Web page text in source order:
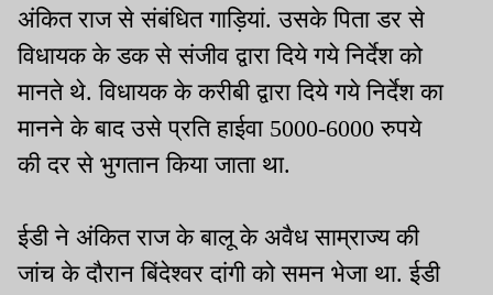
अंकित राज से संबंधित गाड़ियां. उसके पिता डर से
विधायक के डक से संजीव द्वारा दिये गये निर्देश को
मानते थे. विधायक के करीबी द्वारा दिये गये निर्देश का
मानने के बाद उसे प्रति हाईवा 5000-6000 रुपये
की दर से भुगतान किया जाता था.
ईडी ने अंकित राज के बालू के अवैध साम्राज्य की
जांच के दौरान बिंदेश्वर दांगी को समन भेजा था. ईडी